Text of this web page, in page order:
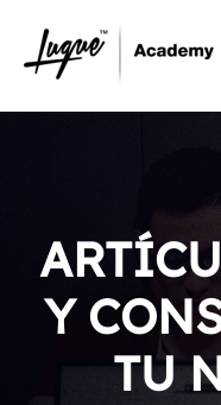
Y
TU